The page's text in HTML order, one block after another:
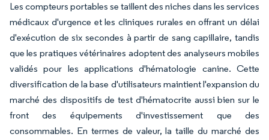
Les compteurs portables se taillent des niches dans les services
médicaux d'urgence et les cliniques rurales en offrant un délai
d'exécution de six secondes à partir de sang capillaire, tandis
que les pratiques vétérinaires adoptent des analyseurs mobiles
validés pour les applications d'hématologie canine. Cette
diversification de la base d'utilisateurs maintient l'expansion du
marché des dispositifs de test d'hématocrite aussi bien sur le
front des équipements d'investissement que des
consommables. En termes de valeur, la taille du marché des